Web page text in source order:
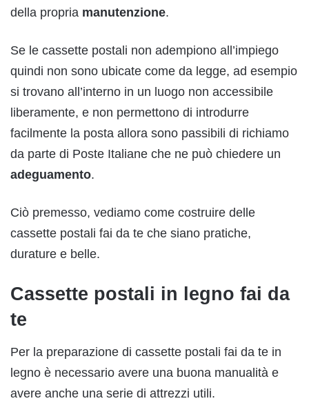
della propria manutenzione.
Se le cassette postali non adempiono all’impiego
quindi non sono ubicate come da legge, ad esempio
si trovano all’interno in un luogo non accessibile
liberamente, e non permettono di introdurre
facilmente la posta allora sono passibili di richiamo
da parte di Poste Italiane che ne può chiedere un
adeguamento.
Ciò premesso, vediamo come costruire delle
cassette postali fai da te che siano pratiche,
durature e belle.
Cassette postali in legno fai da
te
Per la preparazione di cassette postali fai da te in
legno è necessario avere una buona manualità e
avere anche una serie di attrezzi utili.